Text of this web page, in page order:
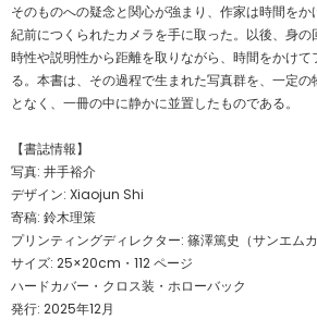
そのものへの疑念と関心が強まり、作家は時間を
紀前につくられたカメラを手に取った。以後、身
時性や説明性から距離を取りながら、時間をかけ
る。本書は、その過程で生まれた写真群を、一定
となく、一冊の中に静かに並置したものである。
【書誌情報】
写真: 井手裕介
デザイン: Xiaojun Shi
寄稿: 鈴木理策
プリンティングディレクター: 篠澤篤史（サンエムカ
サイズ: 25×20cm・112 ページ
ハードカバー・クロス装・ホローバック
発行: 2025年12月